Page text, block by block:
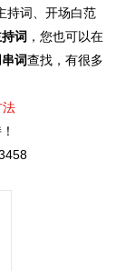
持词、开场白范
词 ，您也可以在
词查找，有很多
法